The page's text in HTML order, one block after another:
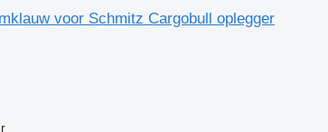
voor Schmitz Cargobull oplegger